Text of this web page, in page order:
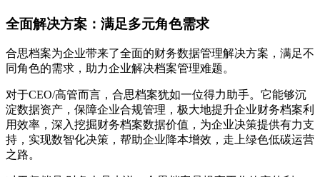
全面解决方案：满足多元角色需求
合思档案为企业带来了全面的财务数据管理解决方案，满足不
同角色的需求，助力企业解决档案管理难题。
对于CEO/高管而言，合思档案犹如一位得力助手。它能够沉
淀数据资产，保障企业合规管理，极大地提升企业财务档案利
用效率，深入挖掘财务档案数据价值，为企业决策提供有力支
持，实现数智化决策，帮助企业降本增效，走上绿色低碳运营
之路。